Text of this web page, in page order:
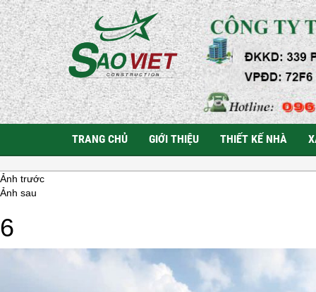
TRANG CHỦ GIỚI THIỆU THIẾT KẾ NHÀ
Ảnh trước
Ảnh sau
6